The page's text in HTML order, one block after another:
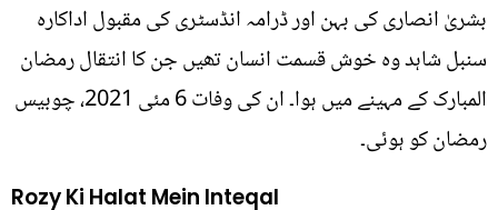
بشریٰ انصاری کی بہن اور ڈرامہ انڈسٹری کی مقبول اداکارہ
سنبل شاہد وہ خوش قسمت انسان تھیں جن کا انتقال رمضان
المبارک کے مہینے میں ہوا۔ ان کی وفات 6 مئی 2021، چوبیس
رمضان کو ہوئی۔
Rozy Ki Halat Mein Inteqal